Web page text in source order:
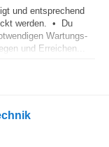
und entsprechend
werden. • Du
Wartungs-
und Erreichen...